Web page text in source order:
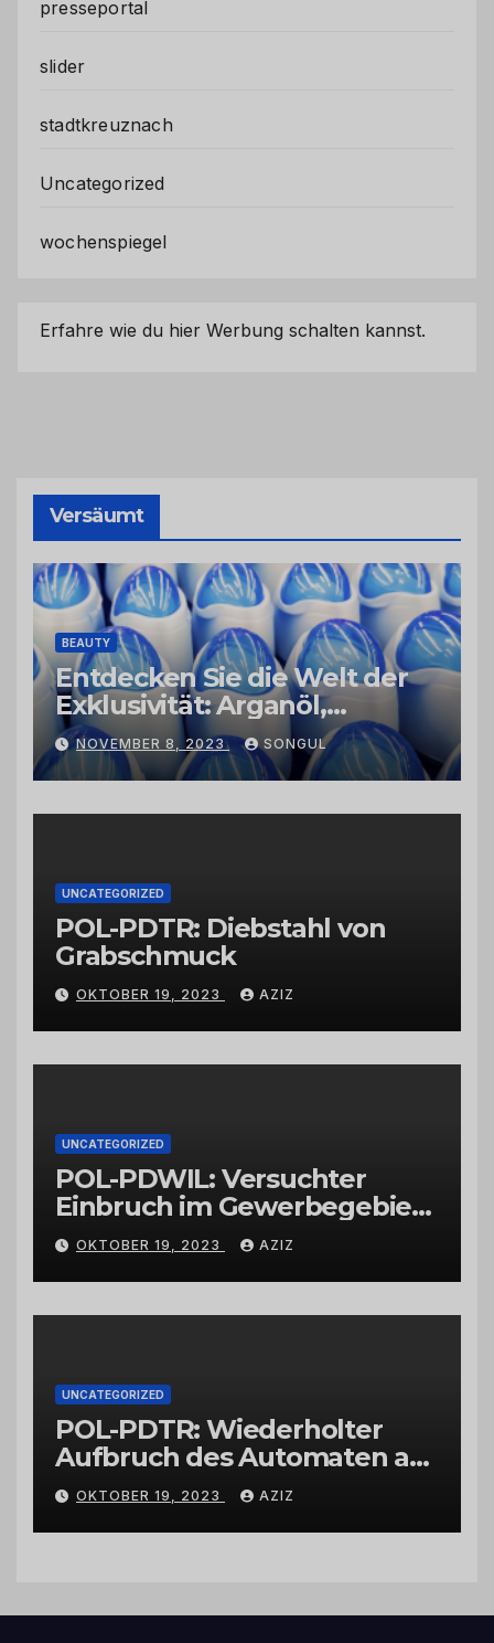
presseportal
slider
stadtkreuznach
Uncategorized
wochenspiegel
Erfahre wie du hier Werbung schalten kannst.
Versäumt
BEAUTY
Entdecken Sie die Welt der
Exklusivität: Arganöl,
Kaktusfeigenkernöl und
Schwarzkümmelöl von
vertrauenswürdigen
Großhändlern und Anbietern
NOVEMBER 8, 2023 SONGUL
UNCATEGORIZED
POL-PDTR: Diebstahl von
Grabschmuck
OKTOBER 19, 2023 AZIZ
UNCATEGORIZED
POL-PDWIL: Versuchter
Einbruch im Gewerbegebiet
Wittlich
OKTOBER 19, 2023 AZIZ
UNCATEGORIZED
POL-PDTR: Wiederholter
Aufbruch des Automaten am
Wohnmobilstellplatz in
Hermeskeil am Labachweg
OKTOBER 19, 2023 AZIZ